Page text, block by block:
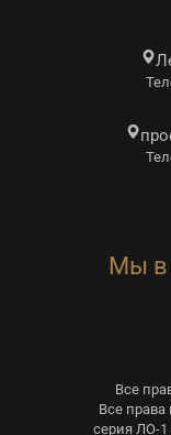
Мы в
Все
Все
серия ЛО-